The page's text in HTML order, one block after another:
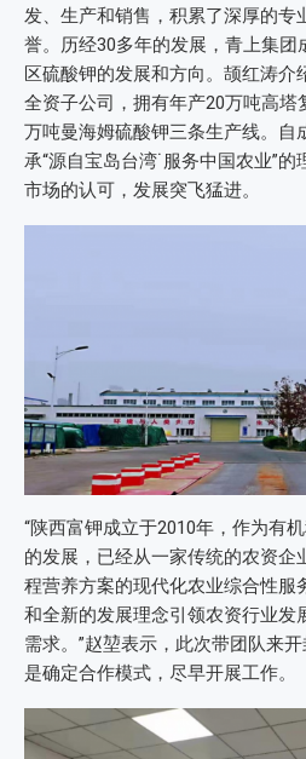
发、生产和销售，积累了深厚的专
誉。历经30多年的发展，青上集
区硫酸钾的发展和方向。颉红涛介
全资子公司，拥有年产20万吨高塔
万吨曼海姆硫酸钾三条生产线。自
承“源自宝岛台湾˙服务中国农业”
市场的认可，发展突飞猛进。
“陕西富钾成立于2010年，作为有
的发展，已经从一家传统的农资企
程营养方案的现代化农业综合性服
和全新的发展理念引领农资行业发
需求。”赵堃表示，此次带团队来
是确定合作模式，尽早开展工作。